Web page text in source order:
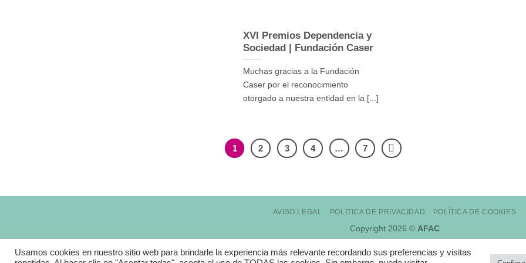
XVI Premios Dependencia y
Sociedad | Fundación Caser
Muchas gracias a la Fundación
Caser por el reconocimiento
otorgado a nuestra entidad en la [...]
1 2 3 4 … 7
AVISO LEGAL POLITICA DE PRIVACIDAD POLÍTICA DE COOKIES
Copyright 2026 © AFAC
Usamos cookies en nuestro sitio web para brindarle la experiencia más relevante recordando sus preferencias y visitas